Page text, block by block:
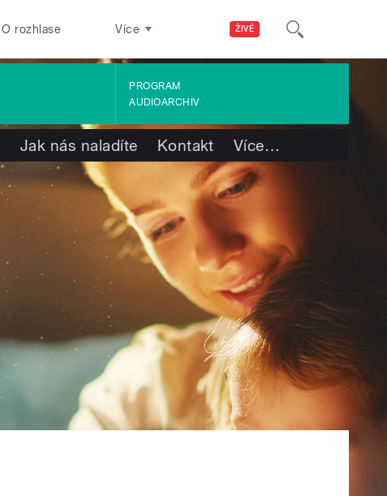
ŽIVĚ
O rozhlase Více
PROGRAM
AUDIOARCHIV
Jak nás naladíte Kontakt Více…